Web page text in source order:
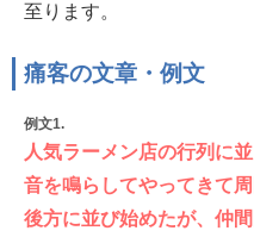
至ります。
痛客の文章・例文
例文1.
人気ラーメン店の行列に
音を鳴らしてやってきて
後方に並び始めたが、仲